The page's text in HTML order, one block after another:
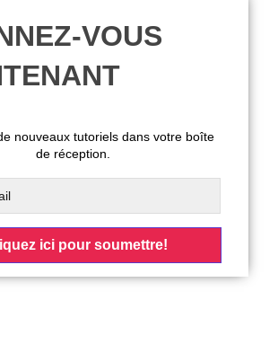
VOUS
nouveaux tutoriels dans votre boîte
de réception.
ici pour soumettre!